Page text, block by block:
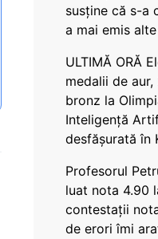
susține că s-a
a mai emis
ULTIMĂ ORĂ
medalii de
bronz la
Inteligență
desfășurată în
Profesorul
luat nota 4.90
contestații
de erori îmi